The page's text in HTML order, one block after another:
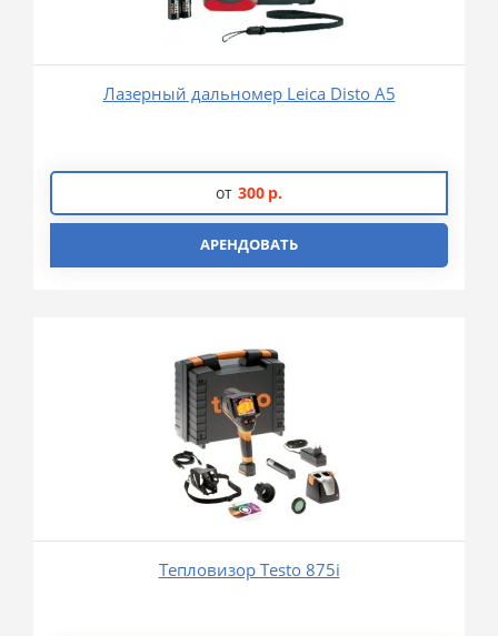
Лазерный дальномер Leica Disto A5
от 300 р.
АРЕНДОВАТЬ
Тепловизор Testo 875i